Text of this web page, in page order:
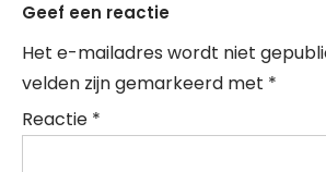
Geef een reactie
Het e-mailadres wordt niet
velden zijn gemarkeerd met *
Reactie *